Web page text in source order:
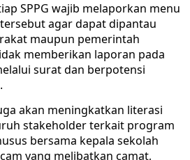
SPPG wajib melaporkan menu
agar dapat dipantau
maupun pemerintah
memberikan laporan pada
surat dan berpotensi
akan meningkatkan literasi
stakeholder terkait program
bersama kepala sekolah
yang melibatkan camat,